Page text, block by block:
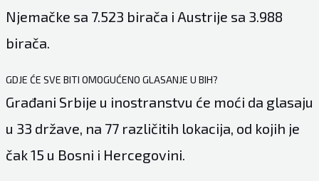
Njemačke sa 7.523 birača i Austrije sa 3.988
birača.
GDJE ĆE SVE BITI OMOGUĆENO GLASANJE U BIH?
Građani Srbije u inostranstvu će moći da glasaju
u 33 države, na 77 različitih lokacija, od kojih je
čak 15 u Bosni i Hercegovini.